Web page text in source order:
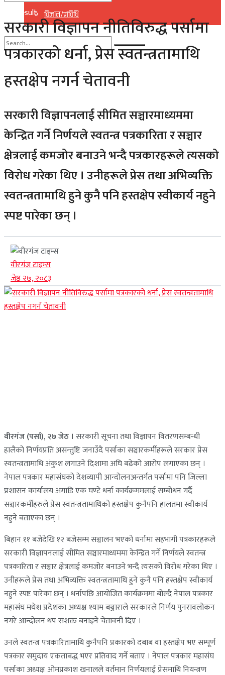
विज्ञान/प्राविधि
No Result
View All Result
No Result
View All Result
सरकारी विज्ञापन नीतिविरुद्ध पर्सामा
पत्रकारको धर्ना, प्रेस स्वतन्त्रतामाथि
हस्तक्षेप नगर्न चेतावनी
सरकारी विज्ञापनलाई सीमित सञ्चारमाध्यममा
केन्द्रित गर्ने निर्णयले स्वतन्त्र पत्रकारिता र सञ्चार
क्षेत्रलाई कमजोर बनाउने भन्दै पत्रकारहरूले त्यसको
विरोध गरेका थिए । उनीहरूले प्रेस तथा अभिव्यक्ति
स्वतन्त्रतामाथि हुने कुनै पनि हस्तक्षेप स्वीकार्य नहुने
स्पष्ट पारेका छन् ।
वीरगंज टाइम्स
जेष्ठ २७, २०८३
वीरगंज (पर्सा), २७ जेठ । सरकारी सूचना तथा विज्ञापन वितरणसम्बन्धी
हालैको निर्णयप्रति असन्तुष्टि जनाउँदै पर्साका सञ्चारकर्मीहरूले सरकार प्रेस
स्वतन्त्रतामाथि अंकुश लगाउने दिशामा अघि बढेको आरोप लगाएका छन् ।
नेपाल पत्रकार महासंघको देशव्यापी आन्दोलनअन्तर्गत पर्सामा पनि जिल्ला
प्रशासन कार्यालय अगाडि एक घण्टे धर्ना कार्यक्रममलाई सम्बोधन गर्दै
सञ्चारकर्मीहरुले प्रेस स्वतन्त्रतामाथिको हस्तक्षेप कुनैपनि हालतमा स्वीकार्य
नहुने बताएका छन् ।
बिहान ११ बजेदेखि १२ बजेसम्म सञ्चालन भएको धर्नामा सहभागी पत्रकारहरूले
सरकारी विज्ञापनलाई सीमित सञ्चारमाध्यममा केन्द्रित गर्ने निर्णयले स्वतन्त्र
पत्रकारिता र सञ्चार क्षेत्रलाई कमजोर बनाउने भन्दै त्यसको विरोध गरेका थिए ।
उनीहरूले प्रेस तथा अभिव्यक्ति स्वतन्त्रतामाथि हुने कुनै पनि हस्तक्षेप स्वीकार्य
नहुने स्पष्ट पारेका छन् । धर्नापछि आयोजित कार्यक्रममा बोल्दै नेपाल पत्रकार
महासंघ मधेश प्रदेशका अध्यक्ष श्याम बञ्जाराले सरकारले निर्णय पुनरावलोकन
नगरे आन्दोलन थप सशक्त बनाइने चेतावनी दिए ।
उनले स्वतन्त्र पत्रकारितामाथि कुनैपनि प्रकारको दबाब वा हस्तक्षेप भए सम्पूर्ण
पत्रकार समुदाय एकताबद्ध भएर प्रतिवाद गर्ने बताए । नेपाल पत्रकार महासंघ
पर्साका अध्यक्ष ओमप्रकाश खनालले वर्तमान निर्णयलाई प्रेसमाथि नियन्त्रण